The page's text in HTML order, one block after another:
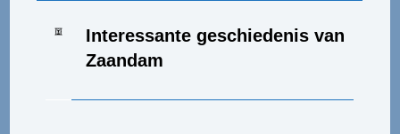
Interessante geschiedenis van
Zaandam